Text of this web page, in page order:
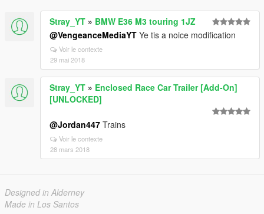
Stray_YT » BMW E36 M3 touring 1JZ
@VengeanceMediaYT Ye tis a noice modification
Voir le contexte
29 mai 2018
Stray_YT » Enclosed Race Car Trailer [Add-On]
[UNLOCKED]
@Jordan447 Trains
Voir le contexte
28 mars 2018
Designed in Alderney
Made in Los Santos